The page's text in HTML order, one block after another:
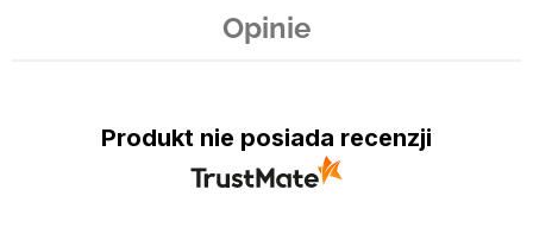
Opinie
Produkt nie posiada recenzji